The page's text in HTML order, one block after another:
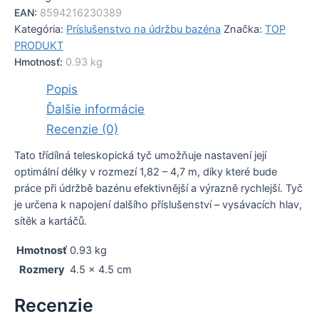
EAN: 8594216230389
Kategória: Príslušenstvo na údržbu bazéna Značka: TOP
PRODUKT
Hmotnosť: 0.93 kg
Popis
Ďalšie informácie
Recenzie (0)
Tato třídílná teleskopická tyč umožňuje nastavení její
optimální délky v rozmezí 1,82 – 4,7 m, díky které bude
práce při údržbě bazénu efektivnější a výrazně rychlejší. Tyč
je určena k napojení dalšího příslušenství – vysávacích hlav,
sítěk a kartáčů.
Hmotnosť 0.93 kg
Rozmery 4.5 × 4.5 cm
Recenzie